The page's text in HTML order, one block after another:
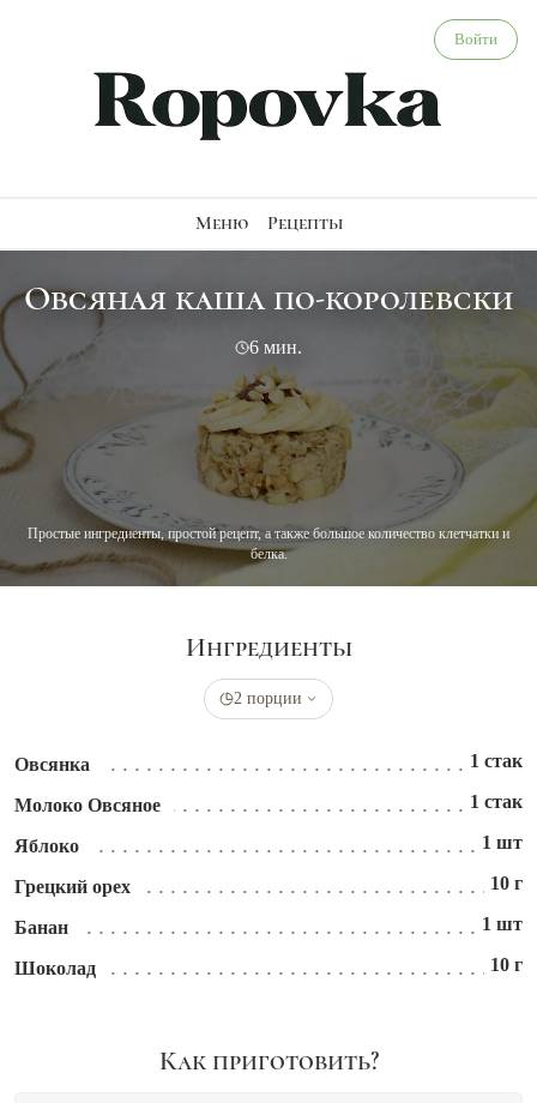
Овсяная каша по-королевски - веганский рецепт
Войти
Меню Рецепты
Овсяная каша по-королевски
6 мин.
Простые ингредиенты, простой рецепт, а также большое количество клетчатки и
белка.
Ингредиенты
2 порции
Овсянка 1 стак
Молоко Овсяное 1 стак
Яблоко 1 шт
Грецкий орех 10 г
Банан 1 шт
Шоколад 10 г
Как приготовить?